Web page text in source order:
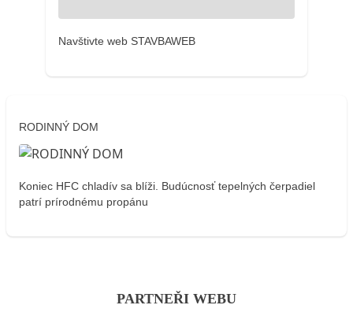
Navštivte web STAVBAWEB
RODINNÝ DOM
Koniec HFC chladív sa blíži. Budúcnosť tepelných čerpadiel
patrí prírodnému propánu
PARTNEŘI WEBU